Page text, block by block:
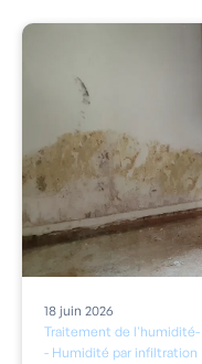
Traitement de l'humidité-
- Humidité par infiltration
18 juin 2026